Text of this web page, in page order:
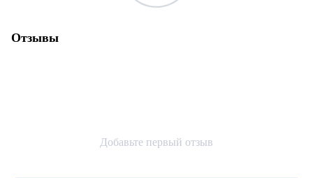
Отзывы
Добавьте первый отзыв